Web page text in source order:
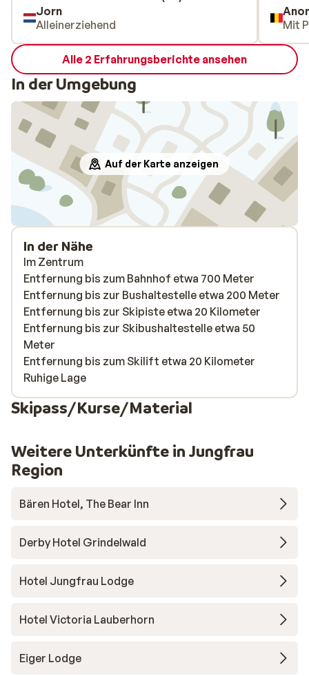
Jorn
Alleinerziehend
Mit
Alle 2 Erfahrungsberichte ansehen
In der Umgebung
Auf der Karte anzeigen
In der Nähe
Im Zentrum
Entfernung bis zum Bahnhof etwa 700 Meter
Entfernung bis zur Bushaltestelle etwa 200 Meter
Entfernung bis zur Skipiste etwa 20 Kilometer
Entfernung bis zur Skibushaltestelle etwa 50
Meter
Entfernung bis zum Skilift etwa 20 Kilometer
Ruhige Lage
Skipass/Kurse/Material
Weitere Unterkünfte in Jungfrau
Region
Bären Hotel, The Bear Inn
Derby Hotel Grindelwald
Hotel Jungfrau Lodge
Hotel Victoria Lauberhorn
Eiger Lodge